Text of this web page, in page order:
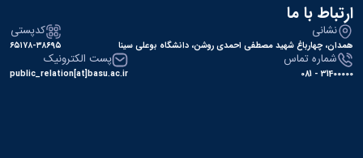
ارتباط با ما
نشانی
همدان، چهارباغ شهید مصطفی احمدی روشن، دانشگاه بوعلی سینا
کدپستی
۶۵۱۷۸-۳۸۶۹۵
شماره تماس
31400000 - 081
پست الکترونیک
public_relation[at]basu.ac.ir